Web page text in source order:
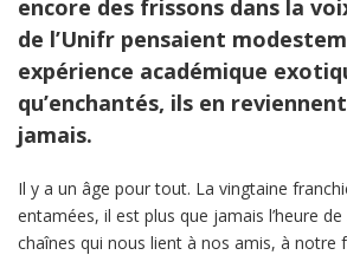
encore des frissons dans la
de l’Unifr pensaient
expérience académique
qu’enchantés, ils en
jamais.
Il y a un âge pour tout. La vingtaine
entamées, il est plus que jamais l’heure
chaînes qui nous lient à nos amis, à notre